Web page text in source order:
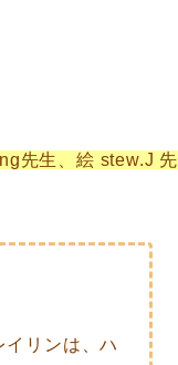
先生、絵 stew.J 先
イリンは、ハ